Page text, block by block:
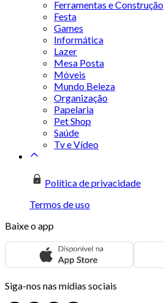
Ferramentas e Construção
Festa
Games
Informática
Lazer
Mesa Posta
Móveis
Mundo Beleza
Organização
Papelaria
Pet Shop
Saúde
Tv e Vídeo
Política de privacidade
Termos de uso
Baixe o app
Siga-nos nas mídias sociais